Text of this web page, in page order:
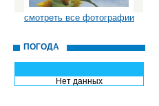
смотреть все фотографии
ПОГОДА
Нет данных